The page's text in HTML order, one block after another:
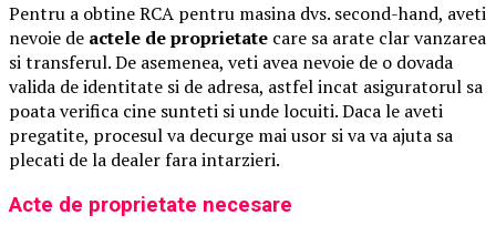
Pentru a obtine RCA pentru masina dvs. second-hand, aveti
nevoie de actele de proprietate care sa arate clar vanzarea
si transferul. De asemenea, veti avea nevoie de o dovada
valida de identitate si de adresa, astfel incat asiguratorul sa
poata verifica cine sunteti si unde locuiti. Daca le aveti
pregatite, procesul va decurge mai usor si va va ajuta sa
plecati de la dealer fara intarzieri.
Acte de proprietate necesare